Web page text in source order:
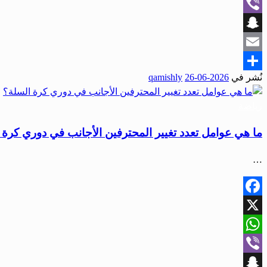
WhatsApp
Viber
Snapchat
Email
Share
نُشر في 2026-06-26
qamishly
ما هي عوامل تعدد تغيير المحترفين الأجانب في دوري
…
Facebook
X
WhatsApp
Viber